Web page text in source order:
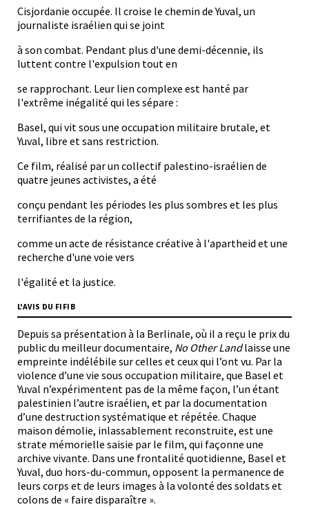
Cisjordanie occupée. Il croise le chemin de Yuval, un
journaliste israélien qui se joint
à son combat. Pendant plus d'une demi-décennie, ils
luttent contre l'expulsion tout en
se rapprochant. Leur lien complexe est hanté par
l'extrême inégalité qui les sépare :
Basel, qui vit sous une occupation militaire brutale, et
Yuval, libre et sans restriction.
Ce film, réalisé par un collectif palestino-israélien de
quatre jeunes activistes, a été
conçu pendant les périodes les plus sombres et les plus
terrifiantes de la région,
comme un acte de résistance créative à l'apartheid et une
recherche d'une voie vers
l'égalité et la justice.
L'AVIS DU FIFIB
Depuis sa présentation à la Berlinale, où il a reçu le prix du
public du meilleur documentaire, No Other Landlaisse une
empreinte indélébile sur celles et ceux qui l’ont vu. Par la
violence d’une vie sous occupation militaire, que Basel et
Yuval n’expérimentent pas de la même façon, l’un étant
palestinien l’autre israélien, et par la documentation
d’une destruction systématique et répétée. Chaque
maison démolie, inlassablement reconstruite, est une
strate mémorielle saisie par le film, qui façonne une
archive vivante. Dans une frontalité quotidienne, Basel et
Yuval, duo hors-du-commun, opposent la permanence de
leurs corps et de leurs images à la volonté des soldats et
colons de « faire disparaître ».